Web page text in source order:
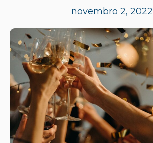
novembro 2, 2022